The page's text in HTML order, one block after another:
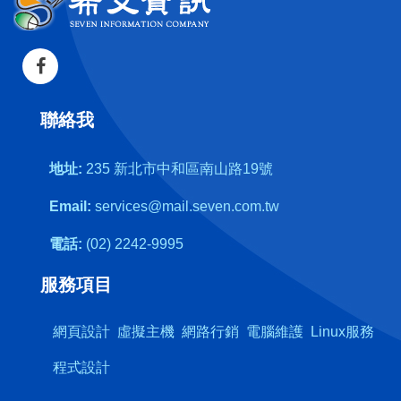
聯絡我
地址: 235 新北市中和區南山路19號
Email: services@mail.seven.com.tw
電話: (02) 2242-9995
服務項目
網頁設計 虛擬主機 網路行銷 電腦維護 Linux服務
程式設計